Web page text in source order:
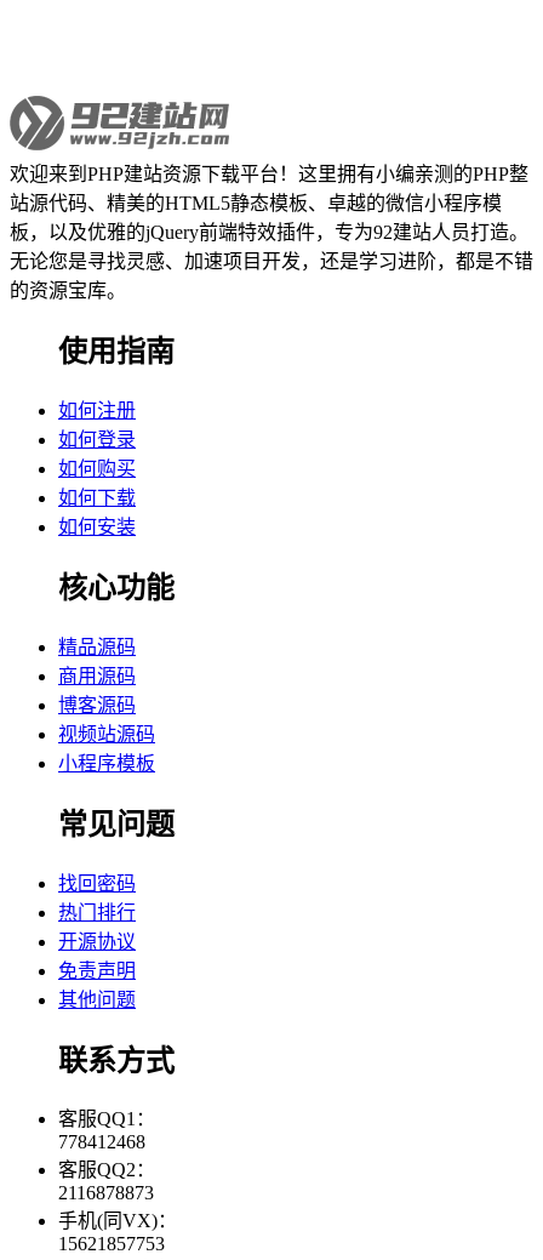
欢迎来到PHP建站资源下载平台！这里拥有小编亲测的PHP整
站源代码、精美的HTML5静态模板、卓越的微信小程序模
板，以及优雅的jQuery前端特效插件，专为92建站人员打造。
无论您是寻找灵感、加速项目开发，还是学习进阶，都是不错
的资源宝库。
使用指南
如何注册
如何登录
如何购买
如何下载
如何安装
核心功能
精品源码
商用源码
博客源码
视频站源码
小程序模板
常见问题
找回密码
热门排行
开源协议
免责声明
其他问题
联系方式
客服QQ1：
778412468
客服QQ2：
2116878873
手机(同VX)：
15621857753